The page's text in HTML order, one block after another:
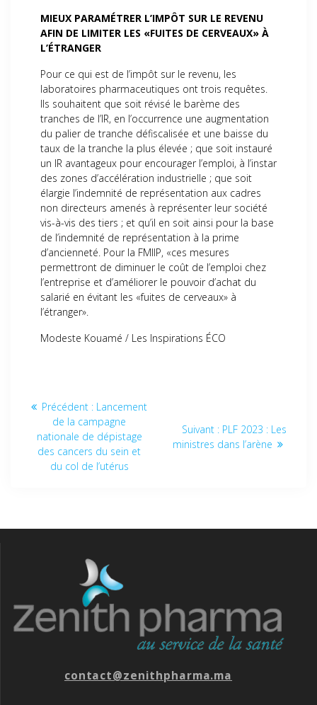
MIEUX PARAMÉTRER L’IMPÔT SUR LE REVENU
AFIN DE LIMITER LES «FUITES DE CERVEAUX» À
L’ÉTRANGER
Pour ce qui est de l’impôt sur le revenu, les
laboratoires pharmaceutiques ont trois requêtes.
Ils souhaitent que soit révisé le barème des
tranches de l’IR, en l’occurrence une augmentation
du palier de tranche défiscalisée et une baisse du
taux de la tranche la plus élevée ; que soit instauré
un IR avantageux pour encourager l’emploi, à l’instar
des zones d’accélération industrielle ; que soit
élargie l’indemnité de représentation aux cadres
non directeurs amenés à représenter leur société
vis-à-vis des tiers ; et qu’il en soit ainsi pour la base
de l’indemnité de représentation à la prime
d’ancienneté. Pour la FMIIP, «ces mesures
permettront de diminuer le coût de l’emploi chez
l’entreprise et d’améliorer le pouvoir d’achat du
salarié en évitant les «fuites de cerveaux» à
l’étranger».
Modeste Kouamé / Les Inspirations ÉCO
Précédent : Lancement
de la campagne
nationale de dépistage
des cancers du sein et
du col de l’utérus
Suivant : PLF 2023 : Les
ministres dans l’arène
contact@zenithpharma.ma